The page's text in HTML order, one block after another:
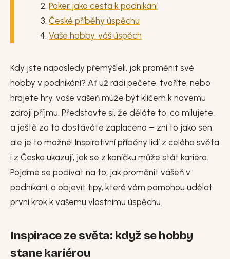
Poker jako cesta k podnikání
České příběhy úspěchu
Vaše hobby, váš úspěch
Kdy jste naposledy přemýšleli, jak proměnit své
hobby v podnikání? Ať už rádi pečete, tvoříte, nebo
hrajete hry, vaše vášeň může být klíčem k novému
zdroji příjmu. Představte si, že děláte to, co milujete,
a ještě za to dostáváte zaplaceno – zní to jako sen,
ale je to možné! Inspirativní příběhy lidí z celého světa
i z Česka ukazují, jak se z koníčku může stát kariéra.
Pojďme se podívat na to, jak proměnit vášeň v
podnikání, a objevit tipy, které vám pomohou udělat
první krok k vašemu vlastnímu úspěchu.
Inspirace ze světa: když se hobby
stane kariérou